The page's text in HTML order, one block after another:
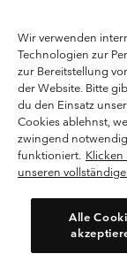
Columbia
Bergheim, Salzburg
Nutzungsbedingungen
Datenschutzerklärung
Bestimmungen und
Cookies
Kundenservice: Mo-
(+)43720880525
Wir verwenden
Technologien zur
zur Bereitstellung
der Website. Bitte
du den Einsatz
Cookies ablehnst,
zwingend
funktioniert. Klicken
unseren
Alle
Bitte